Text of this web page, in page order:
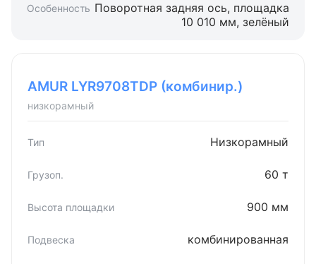
Поворотная задняя ось, площадка
10 010 мм, зелёный
AMUR LYR9708TDP (комбинир.)
низкорамный
Низкорамный
60 т
900 мм
комбинированная